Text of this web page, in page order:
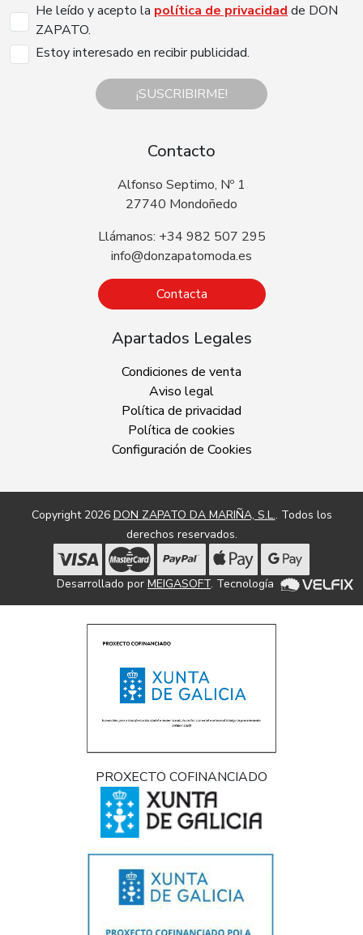
He leído y acepto la política de privacidad de DON
ZAPATO.
Estoy interesado en recibir publicidad.
¡SUSCRIBIRME!
Contacto
Alfonso Septimo, Nº 1
27740 Mondoñedo
Llámanos: +34 982 507 295
info@donzapatomoda.es
Contacta
Apartados Legales
Condiciones de venta
Aviso legal
Política de privacidad
Política de cookies
Configuración de Cookies
Copyright 2026 DON ZAPATO DA MARIÑA, S.L.. Todos los
derechos reservados.
Desarrollado por MEIGASOFT. Tecnología
PROXECTO COFINANCIADO